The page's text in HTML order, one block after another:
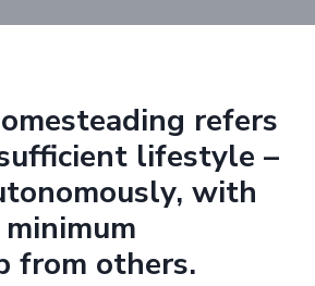
refers
lifestyle –
with
minimum
from others.